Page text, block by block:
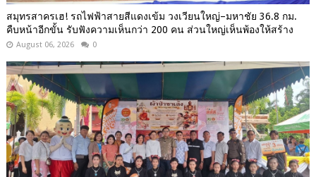
สมุทรสาครเฮ! รถไฟฟ้าสายสีแดงเข้ม วงเวียนใหญ่–มหาชัย 36.8 กม.
คืบหน้าอีกขั้น รับฟังความเห็นกว่า 200 คน ส่วนใหญ่เห็นพ้องให้สร้าง
August 06, 2026 0